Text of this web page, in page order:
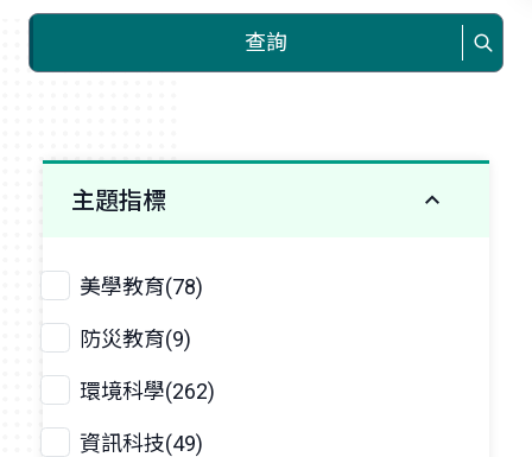
查詢
主題指標
美學教育(78)
防災教育(9)
環境科學(262)
資訊科技(49)